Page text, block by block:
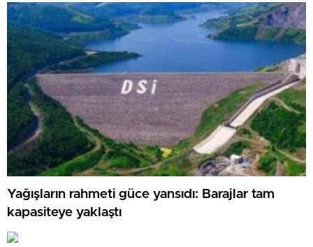
Yağışların rahmeti güce yansıdı: Barajlar tam
kapasiteye yaklaştı